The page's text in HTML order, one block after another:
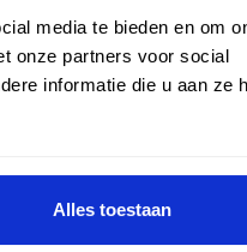
media te bieden en om
onze partners voor social
informatie die u aan ze
Alles toestaan
map
phone_enabled +31
mail